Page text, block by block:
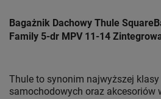
Bagażnik Dachowy Thule
Family 5-dr MPV 11-14
Thule to synonim najwyższej
samochodowych oraz akcesoriów